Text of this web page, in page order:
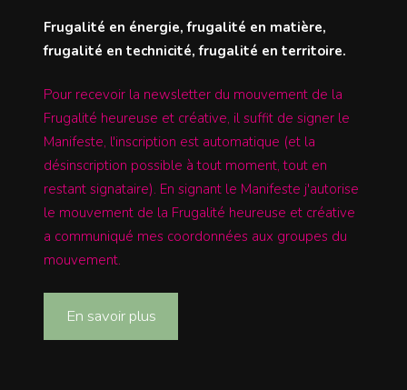
Frugalité en énergie, frugalité en matière,
frugalité en technicité, frugalité en territoire.
Pour recevoir la newsletter du mouvement de la
Frugalité heureuse et créative, il suffit de signer le
Manifeste, l'inscription est automatique (et la
désinscription possible à tout moment, tout en
restant signataire). En signant le Manifeste j'autorise
le mouvement de la Frugalité heureuse et créative
a communiqué mes coordonnées aux groupes du
mouvement.
En savoir plus